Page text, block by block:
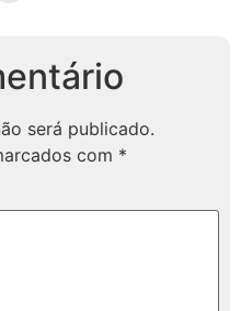
será publicado.
com *